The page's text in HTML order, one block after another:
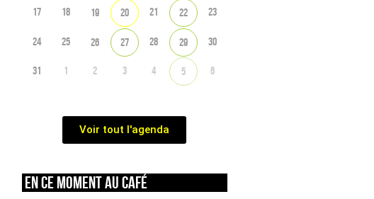
17 18 19 20 21 22 23
24 25 26 27 28 29 30
31 1 2 3 4 5 6
Voir tout l'agenda
En ce moment au café